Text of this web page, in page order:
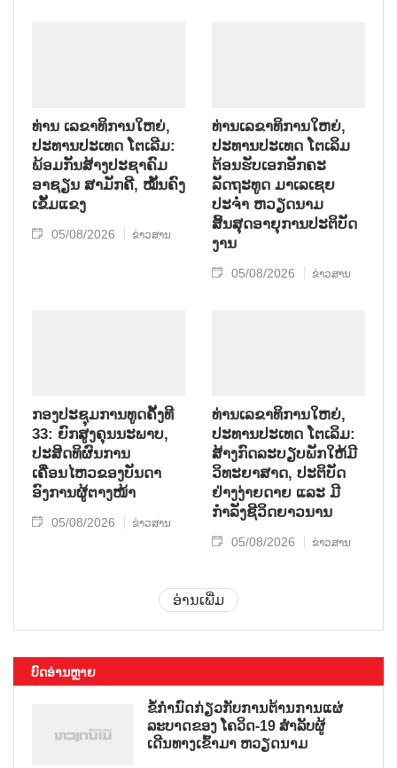
ທ່ານ ເລຂາທິການໃຫຍ່,
ປະທານປະເທດ ໂຕເລີມ:
ພ້ອມກັນສ້າງປະຊາຄົມ
ອາຊຽນ ສາມັກຄີ, ໝັ້ນຄົງ
ເຂັ້ມແຂງ
05/08/2026 ຂ່າວສານ
ທ່ານເລຂາທິການໃຫຍ່,
ປະທານປະເທດ ໂຕເລິມ
ຕ້ອນຮັບເອກອັກຄະ
ລັດຖະທູດ ມາເລເຊຍ
ປະຈຳ ຫວຽດນາມ
ສິ້ນສຸດອາຍຸການປະຕິບັດ
ງານ
05/08/2026 ຂ່າວສານ
ກອງປະຊຸມການທູດຄັ້ງທີ
33: ຍົກສູງຄຸນນະພາບ,
ປະສິດທິຜົນການ
ເຄື່ອນໄຫວຂອງບັນດາ
ອົງການຜູ້ຕາງໜ້າ
05/08/2026 ຂ່າວສານ
ທ່ານເລຂາທິການໃຫຍ່,
ປະທານປະເທດ ໂຕເລິມ:
ສ້າງກົດລະບຽບພັກໃຫ້ມີ
ວິທະຍາສາດ, ປະຕິບັດ
ຢ່າງງ່າຍດາຍ ແລະ ມີ
ກຳລັງຊີວິດຍາວນານ
05/08/2026 ຂ່າວສານ
ອ່ານເພີ່ມ
ບົດອ່ານຫຼາຍ
ຂໍ້ກຳນົດກ່ຽວກັບການຕ້ານການແຜ່
ລະບາດຂອງ ໂຄວິດ-19 ສຳລັບຜູ້
ເດີນທາງເຂົ້າມາ ຫວຽດນາມ